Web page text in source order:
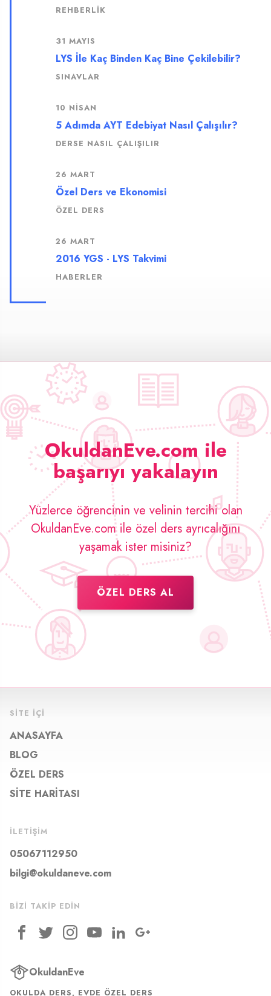
REHBERLIK
31 MAYIS
LYS İle Kaç Binden Kaç Bine Çekilebilir?
SINAVLAR
10 NISAN
5 Adımda AYT Edebiyat Nasıl Çalışılır?
DERSE NASIL ÇALIŞILIR
26 MART
Özel Ders ve Ekonomisi
ÖZEL DERS
26 MART
2016 YGS - LYS Takvimi
HABERLER
OkuldanEve.com ile
başarıyı yakalayın
Yüzlerce öğrencinin ve velinin tercihi olan
OkuldanEve.com ile özel ders ayrıcalığını
yaşamak ister misiniz?
ÖZEL DERS AL
SITE İÇI
ANASAYFA
BLOG
ÖZEL DERS
SITE HARITASI
İLETIŞIM
05067112950
bilgi@okuldaneve.com
BIZI TAKIP EDIN
OkuldanEve
OKULDA DERS, EVDE ÖZEL DERS